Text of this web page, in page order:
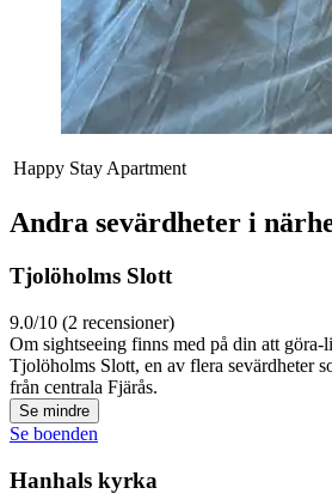
Happy Stay Apartment
Andra sevärdheter i
Tjolöholms Slott
9.0/10 (2 recensioner)
Om sightseeing finns med på din att
Tjolöholms Slott, en av flera sevärdheter
från centrala Fjärås.
Se mindre
Se boenden
Hanhals kyrka